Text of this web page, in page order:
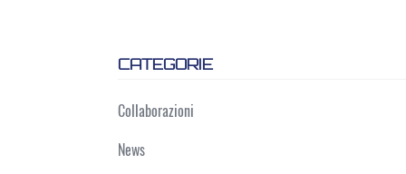
CATEGORIE
Collaborazioni
News